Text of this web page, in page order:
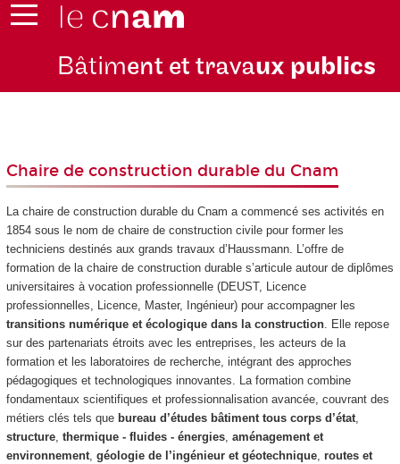
Bâtiment et travaux publics
Chaire de construction durable du Cnam
La chaire de construction durable du Cnam a commencé ses activités en
1854 sous le nom de chaire de construction civile pour former les
techniciens destinés aux grands travaux d’Haussmann. L’offre de
formation de la chaire de construction durable s’articule autour de diplômes
universitaires à vocation professionnelle (DEUST, Licence
professionnelles, Licence, Master, Ingénieur) pour accompagner les
transitions numérique et écologique dans la construction. Elle repose
sur des partenariats étroits avec les entreprises, les acteurs de la
formation et les laboratoires de recherche, intégrant des approches
pédagogiques et technologiques innovantes. La formation combine
fondamentaux scientifiques et professionnalisation avancée, couvrant des
métiers clés tels que bureau d’études bâtiment tous corps d’état,
structure, thermique - fluides - énergies, aménagement et
environnement, géologie de l’ingénieur et géotechnique, routes et